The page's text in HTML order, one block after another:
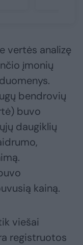
vertės analizę
įmonių
bendrovių
buvo
daugiklių
kainą.
viešai
registruotos